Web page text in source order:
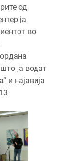
од
ја
во
ја водат
и најавија